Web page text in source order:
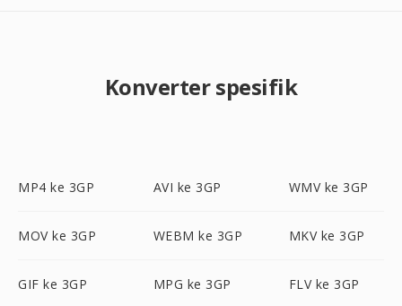
Konverter spesifik
MP4 ke 3GP AVI ke 3GP WMV ke 3GP
MOV ke 3GP WEBM ke 3GP MKV ke 3GP
GIF ke 3GP MPG ke 3GP FLV ke 3GP